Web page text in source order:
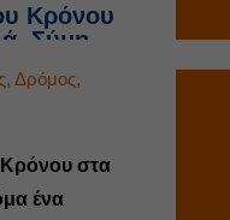
Κρόνου
Σύμη
, Δρόμος,
στα
ένα